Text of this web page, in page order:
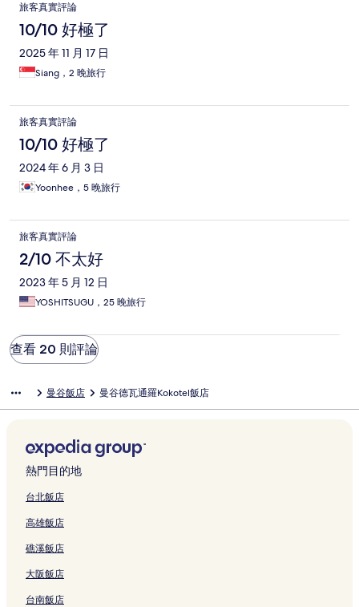
旅客真實評論
10/10 好極了
2025 年 11 月 17 日
Siang，2 晚旅行
旅客真實評論
10/10 好極了
2024 年 6 月 3 日
Yoonhee，5 晚旅行
旅客真實評論
2/10 不太好
2023 年 5 月 12 日
YOSHITSUGU，25 晚旅行
查看 20 則評論
曼谷飯店 曼谷德瓦通羅Kokotel飯店
熱門目的地
台北飯店
高雄飯店
礁溪飯店
大阪飯店
台南飯店